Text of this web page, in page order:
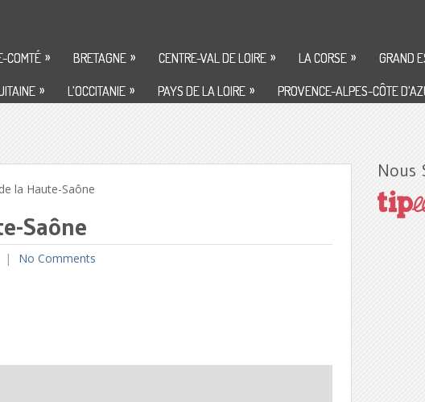
COMTÉ » BRETAGNE » CENTRE-VAL DE LOIRE » LA CORSE » GRAND
» L’OCCITANIE » PAYS DE LA LOIRE » PROVENCE-ALPES-CÔTE
la Haute-Saône
Saône
No Comments
Nous